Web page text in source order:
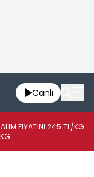
Canlı
ALIM FİYATINI 245 TL/KG